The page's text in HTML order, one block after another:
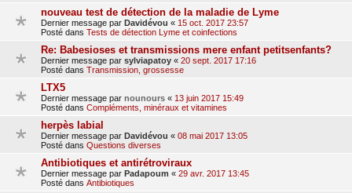
nouveau test de détection de la maladie de Lyme
Dernier message par Davidévou « 15 oct. 2017 23:57
Posté dans Tests de détection Lyme et coinfections
Re: Babesioses et transmissions mere enfant petitsenfants?
Dernier message par sylviapatoy « 20 sept. 2017 17:16
Posté dans Transmission, grossesse
LTX5
Dernier message par nounours « 13 juin 2017 15:49
Posté dans Compléments, minéraux et vitamines
herpès labial
Dernier message par Davidévou « 08 mai 2017 13:05
Posté dans Questions diverses
Antibiotiques et antirétroviraux
Dernier message par Padapoum « 29 avr. 2017 13:45
Posté dans Antibiotiques